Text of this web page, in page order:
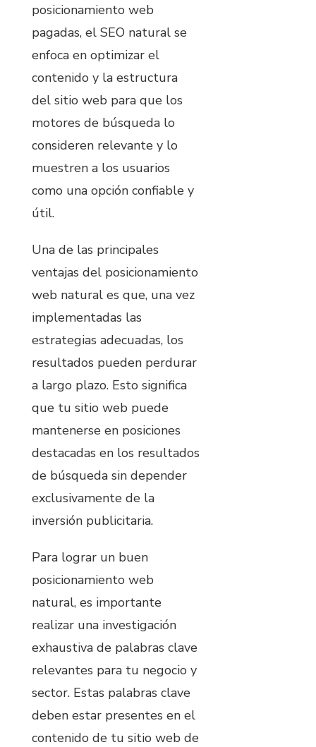
posicionamiento web
pagadas, el SEO natural se
enfoca en optimizar el
contenido y la estructura
del sitio web para que los
motores de búsqueda lo
consideren relevante y lo
muestren a los usuarios
como una opción confiable y
útil.
Una de las principales
ventajas del posicionamiento
web natural es que, una vez
implementadas las
estrategias adecuadas, los
resultados pueden perdurar
a largo plazo. Esto significa
que tu sitio web puede
mantenerse en posiciones
destacadas en los resultados
de búsqueda sin depender
exclusivamente de la
inversión publicitaria.
Para lograr un buen
posicionamiento web
natural, es importante
realizar una investigación
exhaustiva de palabras clave
relevantes para tu negocio y
sector. Estas palabras clave
deben estar presentes en el
contenido de tu sitio web de